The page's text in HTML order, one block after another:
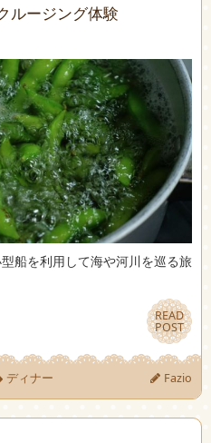
ルージング体験
船を利用して海や河川を巡る旅
READ
POST
READ
POST
ディナー Fazio